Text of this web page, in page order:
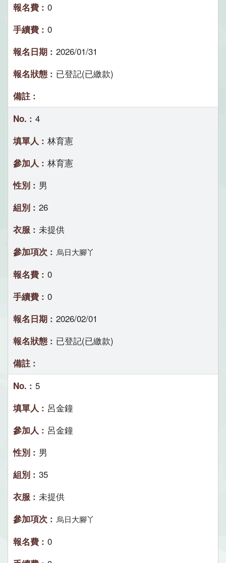
0
0
2026/01/31
已登記(已繳款)
4
林育憲
林育憲
男
26
未提供
烏日大腳丫
0
0
2026/02/01
已登記(已繳款)
5
呂金鐘
呂金鐘
男
35
未提供
烏日大腳丫
0